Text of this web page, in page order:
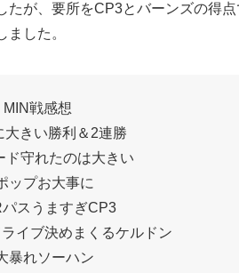
たが、要所をCP3とバーンズの得
した。
MIN戦感想
大きい勝利＆2連勝
ド守れたのは大きい
ップお大事に
パスうますぎCP3
ライブ決めまくるケルドン
暴れソーハン